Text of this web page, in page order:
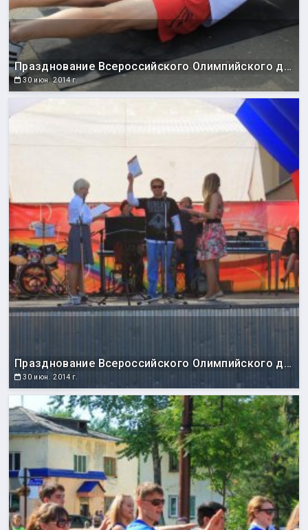
Празднование Всероссийского Олимпийского дня
30 июн. 2014 г.
Празднование Всероссийского Олимпийского дня
30 июн. 2014 г.